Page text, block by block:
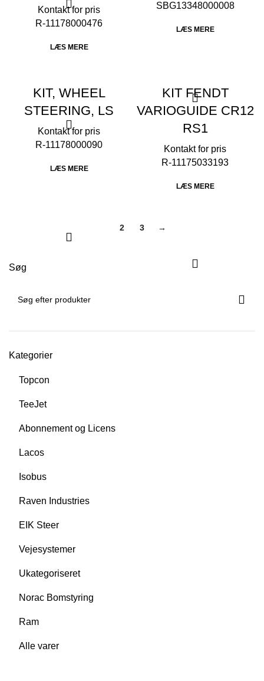
Søg
Kategorier
Topcon
TeeJet
Abonnement og Licens
Lacos
Isobus
Raven Industries
EIK Steer
Vejesystemer
Ukategoriseret
Norac Bomstyring
Ram
Alle varer
R-11178000476
LÆS MERE
SBG13348000008
LÆS MERE
KIT, WHEEL
STEERING, LS
R-11178000090
LÆS MERE
KIT FENDT
VARIOGUIDE CR12
RS1
R-11175033193
LÆS MERE
2 3 →